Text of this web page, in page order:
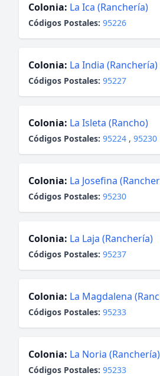
Colonia: La Ica (Ranchería)
Códigos Postales: 95226
Colonia: La India (Ranchería)
Códigos Postales: 95227
Colonia: La Isleta (Rancho)
Códigos Postales: 95224 , 95230
Colonia: La Josefina
Códigos Postales: 95230
Colonia: La Laja (Ranchería)
Códigos Postales: 95237
Colonia: La Magdalena
Códigos Postales: 95233
Colonia: La Noria (Ranchería)
Códigos Postales: 95233